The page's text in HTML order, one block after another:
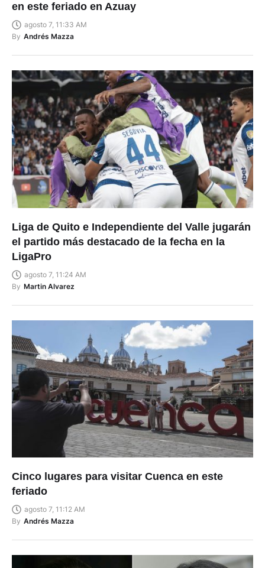
en este feriado en Azuay
agosto 7, 11:33 AM
By Andrés Mazza
Liga de Quito e Independiente del Valle jugarán
el partido más destacado de la fecha en la
LigaPro
agosto 7, 11:24 AM
By Martin Alvarez
Cinco lugares para visitar Cuenca en este
feriado
agosto 7, 11:12 AM
By Andrés Mazza